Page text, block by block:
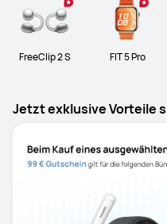
FreeClip 2 S FIT 5 Pro
Jetzt exklusive Vorteile